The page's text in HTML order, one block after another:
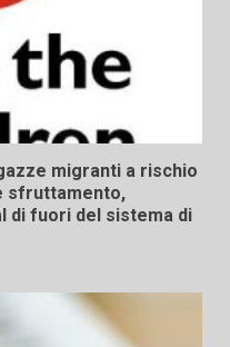
migranti a rischio
sfruttamento,
di fuori del sistema di